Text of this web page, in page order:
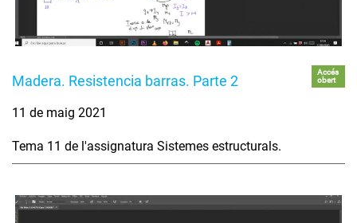
Madera. Resistencia barras. Parte 2
Accés
obert
11 de maig 2021
Tema 11 de l'assignatura Sistemes estructurals.